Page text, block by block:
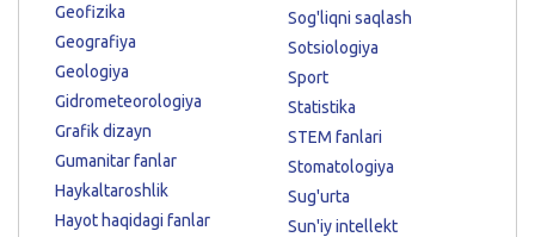
Geofizika
Geografiya
Geologiya
Gidrometeorologiya
Grafik dizayn
Gumanitar fanlar
Haykaltaroshlik
Hayot haqidagi fanlar
Sog'liqni saqlash
Sotsiologiya
Sport
Statistika
STEM fanlari
Stomatologiya
Sug'urta
Sun'iy intellekt